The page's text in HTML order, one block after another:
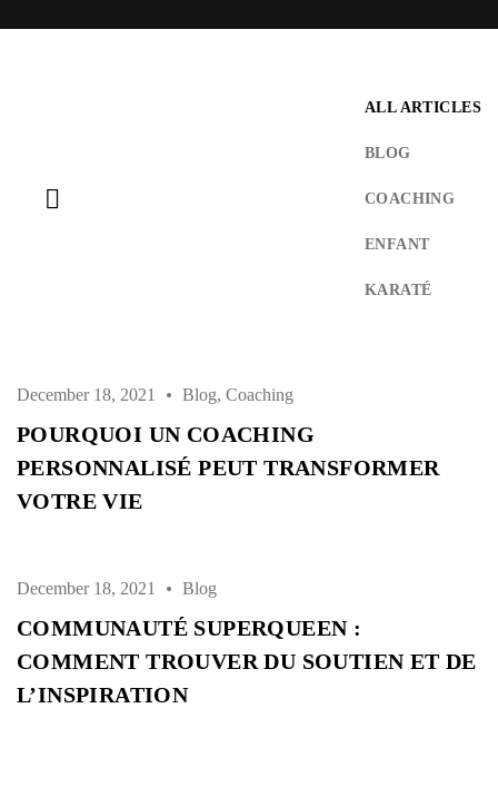
ALL ARTICLES
BLOG
COACHING
ENFANT
KARATÉ
December 18, 2021 Blog, Coaching
POURQUOI UN COACHING
PERSONNALISÉ PEUT TRANSFORMER
VOTRE VIE
December 18, 2021 Blog
COMMUNAUTÉ SUPERQUEEN :
COMMENT TROUVER DU SOUTIEN ET DE
L’INSPIRATION